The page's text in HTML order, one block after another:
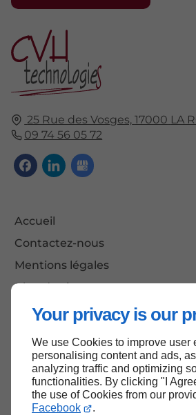
Your privacy is our
We use Cookies to improve user
personalising content and ads,
analyzing traffic and optimizing
functionalities. By clicking "I
the use of Cookies from our
Facebook
.
25 Rue des Vosges, 17000 LA
09 74 56 05 72
Accueil
Contactez-nous
Mentions légales
Plan du site
Haut de